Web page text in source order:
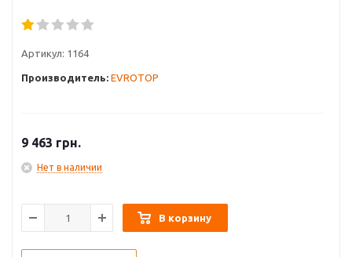
Артикул: 1164
Производитель: EVROTOP
9 463 грн.
Нет в наличии
В корзину